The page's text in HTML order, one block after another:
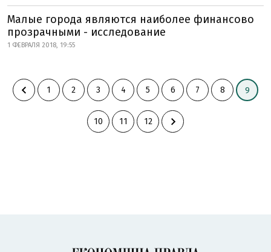
Малые города являются наиболее финансово
прозрачными - исследование
1 ФЕВРАЛЯ 2018, 19:55
1 2 3 4 5 6 7 8 9
10 11 12